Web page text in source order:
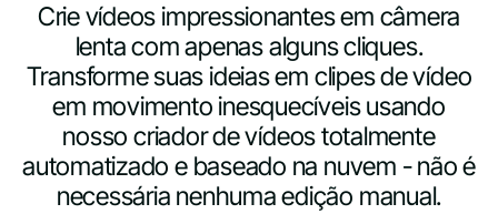
Crie vídeos impressionantes em câmera
lenta com apenas alguns cliques.
Transforme suas ideias em clipes de vídeo
em movimento inesquecíveis usando
nosso criador de vídeos totalmente
automatizado e baseado na nuvem - não é
necessária nenhuma edição manual.